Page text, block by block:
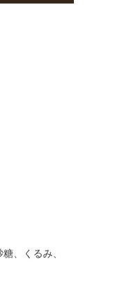
、くるみ、